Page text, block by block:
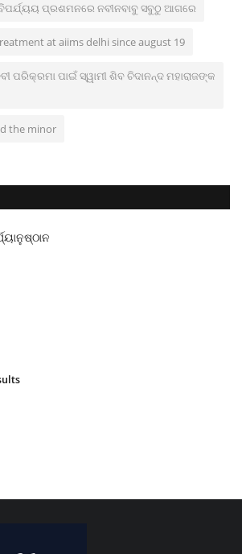
ପ୍ରଶମନରେ ନବୀନବାବୁ ସବୁଠୁ ଆଗରେ
at aiims delhi since august 19
ପରିକ୍ରମା ପାଇଁ ସ୍ୱାମୀ ଶିବ ଚିଦାନନ୍ଦ ମହାରାଜଙ୍କ
the minor